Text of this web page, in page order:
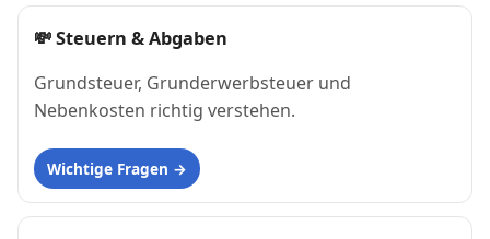
💸Steuern & Abgaben
Grundsteuer, Grunderwerbsteuer und
Nebenkosten richtig verstehen.
Wichtige Fragen